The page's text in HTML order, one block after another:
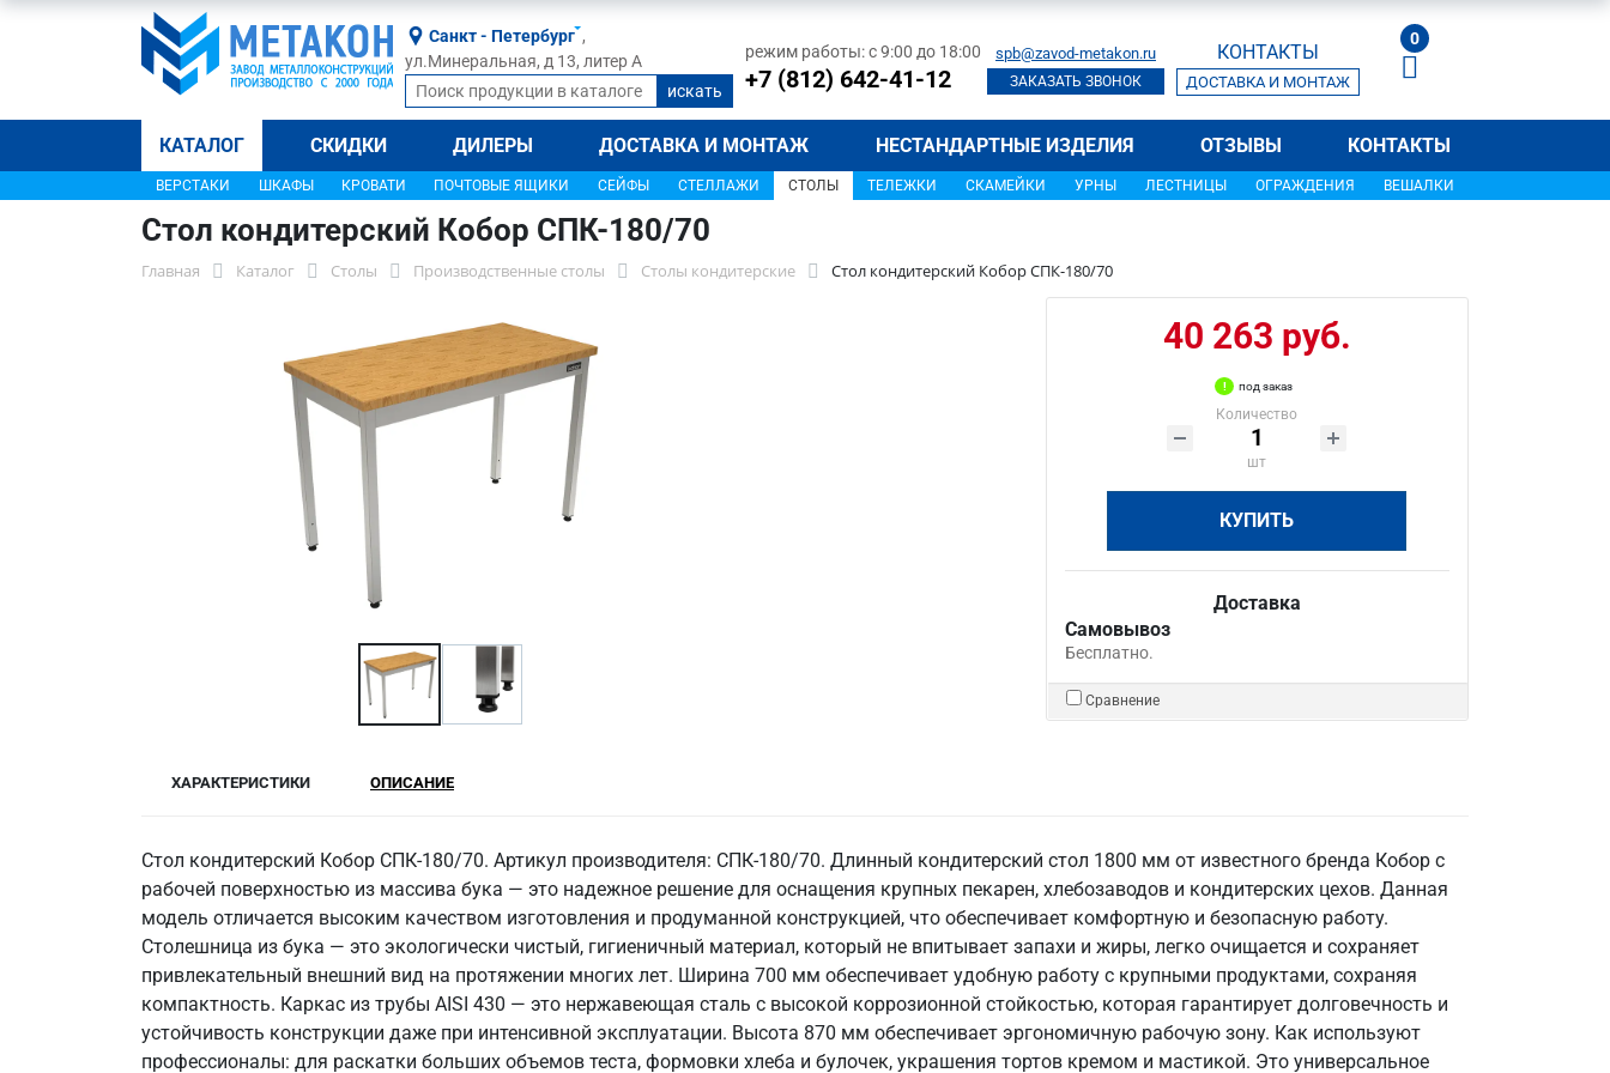
Санкт - Петербург ,
ул.Минеральная, д 13, литер А
режим работы: с 9:00 до 18:00
+7 (812) 642-41-12
spb@zavod-metakon.ru
ЗАКАЗАТЬ ЗВОНОК
КОНТАКТЫ
ДОСТАВКА И МОНТАЖ
0
КАТАЛОГ СКИДКИ ДИЛЕРЫ ДОСТАВКА И МОНТАЖ НЕСТАНДАРТНЫЕ ИЗДЕЛИЯ ОТЗЫВЫ КОНТАКТЫ
ВЕРСТАКИ ШКАФЫ КРОВАТИ ПОЧТОВЫЕ ЯЩИКИ СЕЙФЫ СТЕЛЛАЖИ СТОЛЫ ТЕЛЕЖКИ СКАМЕЙКИ УРНЫ ЛЕСТНИЦЫ ОГРАЖДЕНИЯ ВЕШАЛКИ
Стол кондитерский Кобор СПК-180/70
Главная Каталог Столы Производственные столы Столы кондитерские Стол кондитерский Кобор СПК-180/70
40 263 руб.
под заказ
Количество
шт
КУПИТЬ
Доставка
Самовывоз
Бесплатно.
Сравнение
ХАРАКТЕРИСТИКИ ОПИСАНИЕ
Стол кондитерский Кобор СПК-180/70. Артикул производителя: СПК-180/70. Длинный кондитерский стол 1800 мм от известного бренда Кобор с
рабочей поверхностью из массива бука — это надежное решение для оснащения крупных пекарен, хлебозаводов и кондитерских цехов. Данная
модель отличается высоким качеством изготовления и продуманной конструкцией, что обеспечивает комфортную и безопасную работу.
Столешница из бука — это экологически чистый, гигиеничный материал, который не впитывает запахи и жиры, легко очищается и сохраняет
привлекательный внешний вид на протяжении многих лет. Ширина 700 мм обеспечивает удобную работу с крупными продуктами, сохраняя
компактность. Каркас из трубы AISI 430 — это нержавеющая сталь с высокой коррозионной стойкостью, которая гарантирует долговечность и
устойчивость конструкции даже при интенсивной эксплуатации. Высота 870 мм обеспечивает эргономичную рабочую зону. Как используют
профессионалы: для раскатки больших объемов теста, формовки хлеба и булочек, украшения тортов кремом и мастикой. Это универсальное